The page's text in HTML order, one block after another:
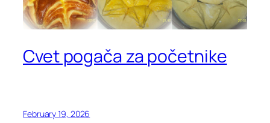
Cvet pogača za početnike
February 19, 2026